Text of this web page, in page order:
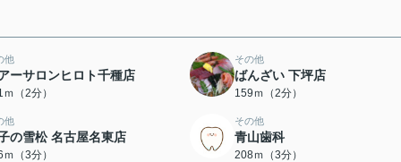
他
ーサロンヒロト千種店
（2分）
その他
ばんざい 下坪店
159ｍ（2分）
他
の雪松 名古屋名東店
（3分）
その他
青山歯科
208ｍ（3分）